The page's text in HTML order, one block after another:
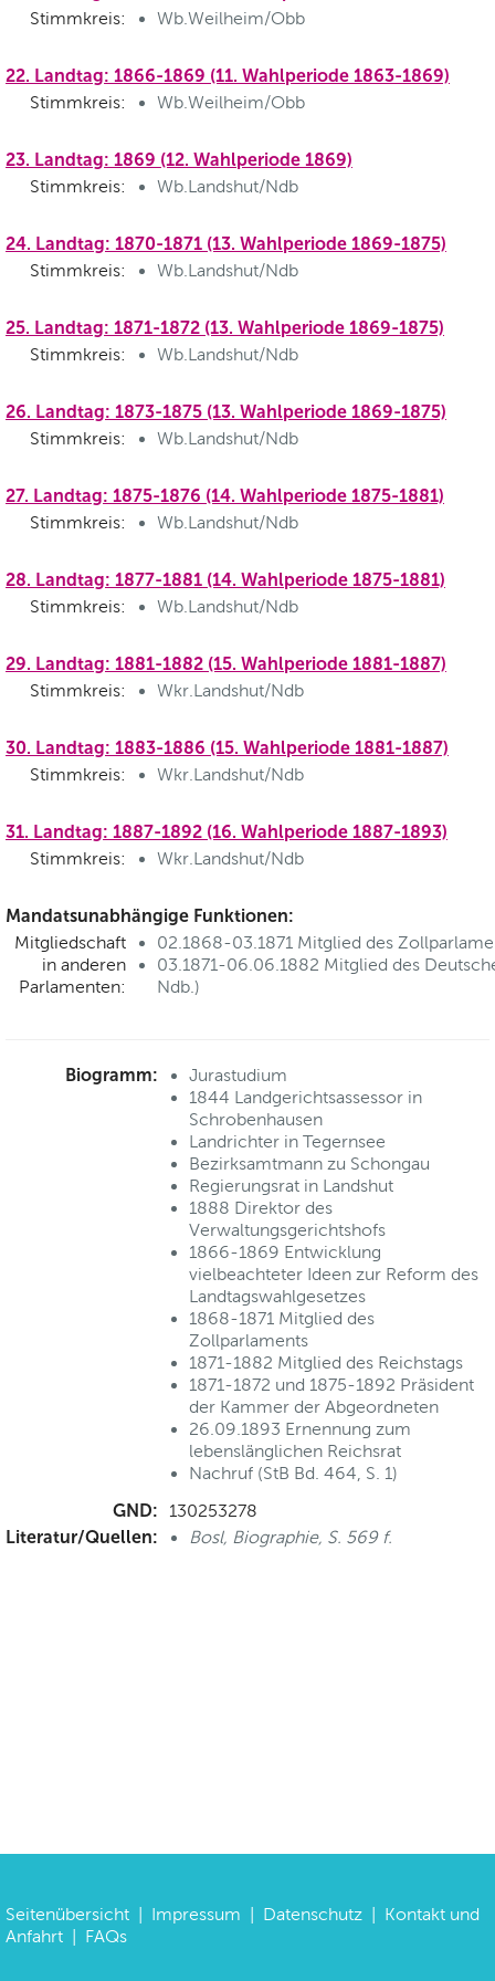
Stimmkreis: Wb.Weilheim/Obb
22. Landtag: 1866-1869 (11. Wahlperiode 1863-1869)
Stimmkreis: Wb.Weilheim/Obb
23. Landtag: 1869 (12. Wahlperiode 1869)
Stimmkreis: Wb.Landshut/Ndb
24. Landtag: 1870-1871 (13. Wahlperiode 1869-1875)
Stimmkreis: Wb.Landshut/Ndb
25. Landtag: 1871-1872 (13. Wahlperiode 1869-1875)
Stimmkreis: Wb.Landshut/Ndb
26. Landtag: 1873-1875 (13. Wahlperiode 1869-1875)
Stimmkreis: Wb.Landshut/Ndb
27. Landtag: 1875-1876 (14. Wahlperiode 1875-1881)
Stimmkreis: Wb.Landshut/Ndb
28. Landtag: 1877-1881 (14. Wahlperiode 1875-1881)
Stimmkreis: Wb.Landshut/Ndb
29. Landtag: 1881-1882 (15. Wahlperiode 1881-1887)
Stimmkreis: Wkr.Landshut/Ndb
30. Landtag: 1883-1886 (15. Wahlperiode 1881-1887)
Stimmkreis: Wkr.Landshut/Ndb
31. Landtag: 1887-1892 (16. Wahlperiode 1887-1893)
Stimmkreis: Wkr.Landshut/Ndb
Mandatsunabhängige Funktionen:
Mitgliedschaft
in anderen
Parlamenten:
02.1868-03.1871 Mitglied des
03.1871-06.06.1882 Mitglied des
Ndb.)
Biogramm:
Jurastudium
1844 Landgerichtsassessor in
Schrobenhausen
Landrichter in Tegernsee
Bezirksamtmann zu Schongau
Regierungsrat in Landshut
1888 Direktor des
Verwaltungsgerichtshofs
1866-1869 Entwicklung
vielbeachteter Ideen zur Reform des
Landtagswahlgesetzes
1868-1871 Mitglied des
Zollparlaments
1871-1882 Mitglied des Reichstags
1871-1872 und 1875-1892 Präsident
der Kammer der Abgeordneten
26.09.1893 Ernennung zum
lebenslänglichen Reichsrat
Nachruf (StB Bd. 464, S. 1)
GND: 130253278
Literatur/Quellen: Bosl, Biographie, S. 569 f.
Seitenübersicht Impressum Datenschutz
Kontakt und
Anfahrt
FAQs